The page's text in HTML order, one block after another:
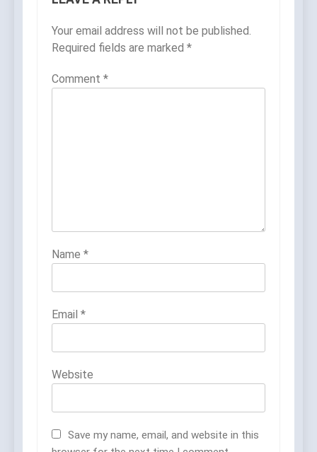
Your email address will not be published.
Required fields are marked *
Comment *
Name *
Email *
Website
Save my name, email, and website in this